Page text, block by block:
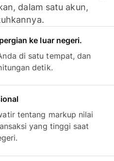
dalam satu akun,
ke luar negeri.
di satu tempat, dan
detik.
tentang markup nilai
yang tinggi saat